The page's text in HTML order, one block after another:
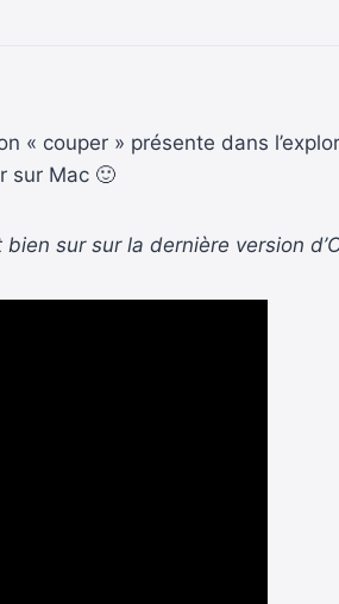
« couper » présente dans
sur Mac 🙂
sur sur la dernière version